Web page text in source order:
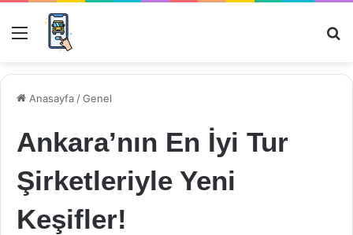
Menü
Anasayfa /Genel
Ankara’nın En İyi Tur
Şirketleriyle Yeni
Keşifler!